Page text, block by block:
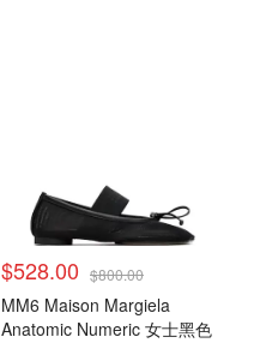
$528.00 $800.00
MM6 Maison Margiela
Anatomic Numeric 女士黑色